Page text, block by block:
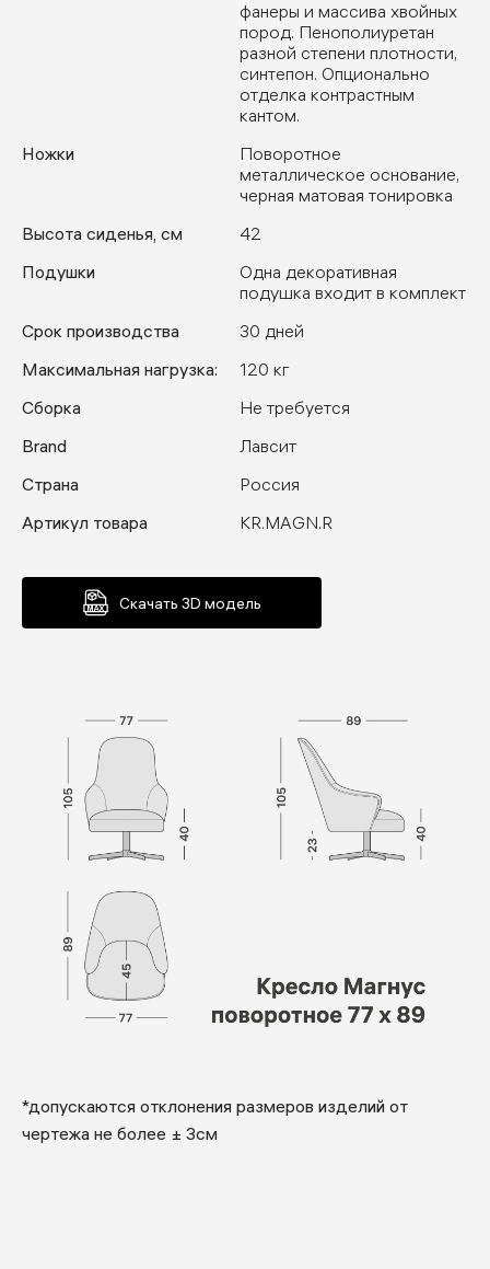
фанеры и массива хвойных
пород. Пенополиуретан
разной степени плотности,
синтепон. Опционально
отделка контрастным
кантом.
Ножки
Поворотное
металлическое основание,
черная матовая тонировка
Высота сиденья, см
42
Подушки
Одна декоративная
подушка входит в комплект
Срок производства
30 дней
Максимальная нагрузка:
120 кг
Сборка
Не требуется
Brand
Лавсит
Страна
Россия
Артикул товара
KR.MAGN.R
Скачать 3D модель
*допускаются отклонения размеров изделий от
чертежа не более ± 3см